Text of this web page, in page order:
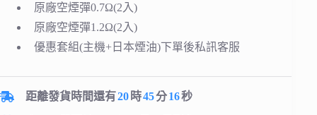
原廠空煙彈0.7Ω(2入)
原廠空煙彈1.2Ω(2入)
優惠套組(主機+日本煙油)下單後私訊客服
距離發貨時間還有20 時45分15秒